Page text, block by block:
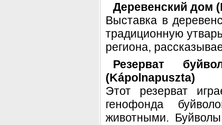
Деревенский дом
Выставка в
традиционную
региона,
Резерват
(Kápolnapuszta)
Этот резерват
генофонда
животными.